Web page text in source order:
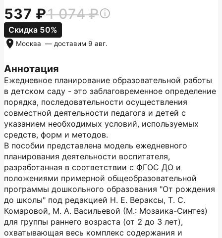
Аннотация
Ежедневное планирование образовательной работы
в детском саду - это заблаговременное определение
порядка, последовательности осуществления
совместной деятельности педагога и детей с
указанием необходимых условий, используемых
средств, форм и методов.
В пособии представлена модель ежедневного
планирования деятельности воспитателя,
разработанная в соответствии с ФГОС ДО и
положениями примерной общеобразовательной
программы дошкольного образования "От рождения
до школы" под редакцией Н. Е. Вераксы, Т. С.
Комаровой, М. А. Васильевой (М.: Мозаика-Синтез)
для группы раннего возраста (от 2 до 3 лет),
охватывающая весь комплекс содержания и
537 1 074
Скидка 50%
Москва — доставим 9 авг.